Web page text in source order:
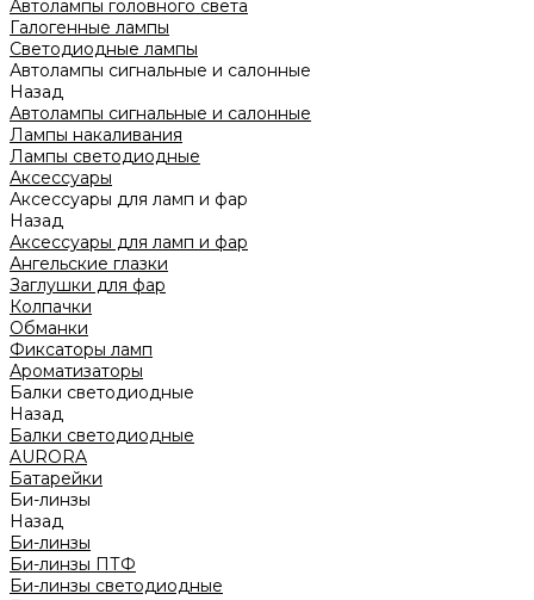
Автолампы головного света
Галогенные лампы
Светодиодные лампы
Автолампы сигнальные и салонные
Назад
Автолампы сигнальные и салонные
Лампы накаливания
Лампы светодиодные
Аксессуары
Аксессуары для ламп и фар
Назад
Аксессуары для ламп и фар
Ангельские глазки
Заглушки для фар
Колпачки
Обманки
Фиксаторы ламп
Ароматизаторы
Балки светодиодные
Назад
Балки светодиодные
AURORA
Батарейки
Би-линзы
Назад
Би-линзы
Би-линзы ПТФ
Би-линзы светодиодные